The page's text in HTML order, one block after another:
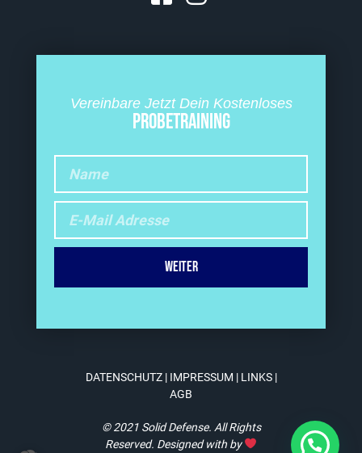
Vereinbare Jetzt Dein Kostenloses
PROBETRAINING
Weiter
DATENSCHUTZ| IMPRESSUM | LINKS|
AGB
© 2021 Solid Defense. All Rights
Reserved. Designed with by